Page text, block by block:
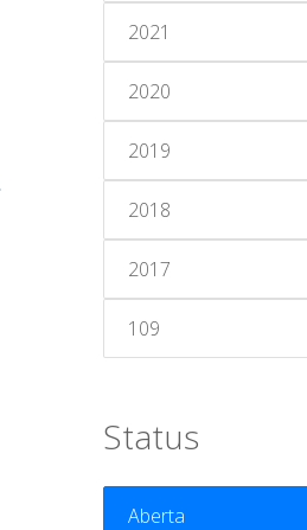
2021
2020
2019
2018
2017
109
Status
Aberta